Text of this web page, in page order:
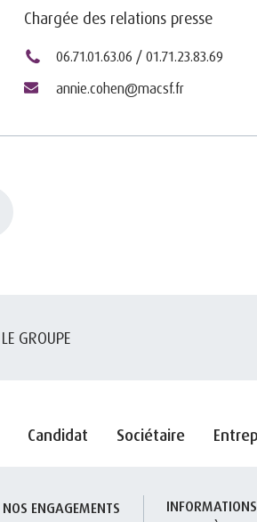
Chargée des relations presse
06.71.01.63.06 / 01.71.23.83.69
annie.cohen@macsf.fr
LE GROUPE
Candidat Sociétaire
NOS ENGAGEMENTS
INFORMATIONS